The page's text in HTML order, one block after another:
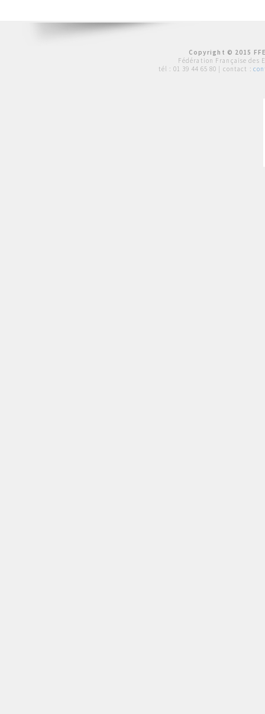
Copyright © 2015
Fédération Française des
tél : 01 39 44 65 80 | contact :